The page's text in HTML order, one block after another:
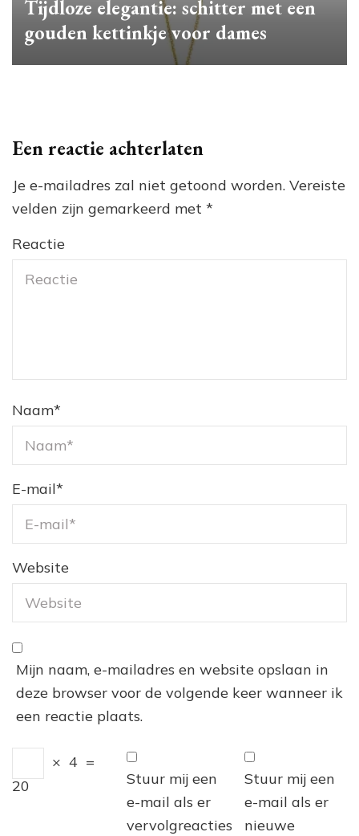
Tijdloze elegantie: schitter met een
gouden kettinkje voor dames
Een reactie achterlaten
Je e-mailadres zal niet getoond worden. Vereiste
velden zijn gemarkeerd met *
Reactie
Naam*
E-mail*
Website
Mijn naam, e-mailadres en website opslaan in
deze browser voor de volgende keer wanneer ik
een reactie plaats.
× 4 =
20
Stuur mij een
e-mail als er
vervolgreacties
Stuur mij een
e-mail als er
nieuwe